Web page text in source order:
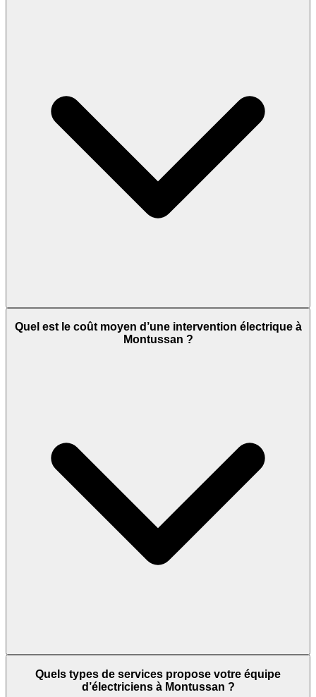
Quel est le coût moyen d’une intervention électrique à
Montussan ?
Quels types de services propose votre équipe
d’électriciens à Montussan ?